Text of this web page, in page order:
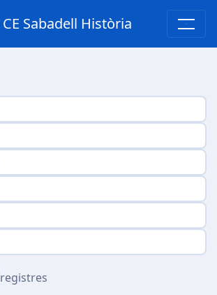
CE Sabadell Història
registres